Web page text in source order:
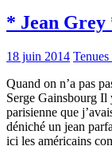
* Jean Grey
18 juin 2014
Quand on n’a pas
Serge Gainsbourg Il
parisienne que
déniché un jean
ici les américains